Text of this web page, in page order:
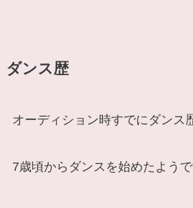
ダンス歴
オーディション時すでにダンス
7歳頃からダンスを始めたようで